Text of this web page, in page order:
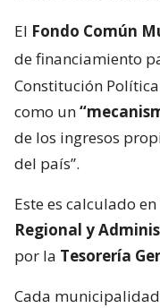
El Fondo Común
de financiamiento
Constitución
como un
de los ingresos
del país”.
Este es calculado en
Regional y
por la Tesorería
Cada